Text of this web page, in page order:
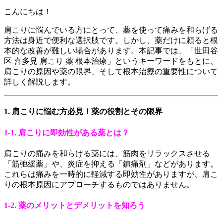
こんにちは！
肩こりに悩んでいる方にとって、薬を使って痛みを和らげる
方法は身近で便利な選択肢です。しかし、薬だけに頼ると根
本的な改善が難しい場合があります。本記事では、「世田谷
区 喜多見 肩こり 薬 根本治療」というキーワードをもとに、
肩こりの原因や薬の限界、そして根本治療の重要性について
詳しく解説します。
1. 肩こりに悩む方必見！薬の役割とその限界
1-1. 肩こりに即効性がある薬とは？
肩こりの痛みを和らげる薬には、筋肉をリラックスさせる
「筋弛緩薬」や、炎症を抑える「鎮痛剤」などがあります。
これらは痛みを一時的に軽減する即効性がありますが、肩こ
りの根本原因にアプローチするものではありません。
1-2. 薬のメリットとデメリットを知ろう